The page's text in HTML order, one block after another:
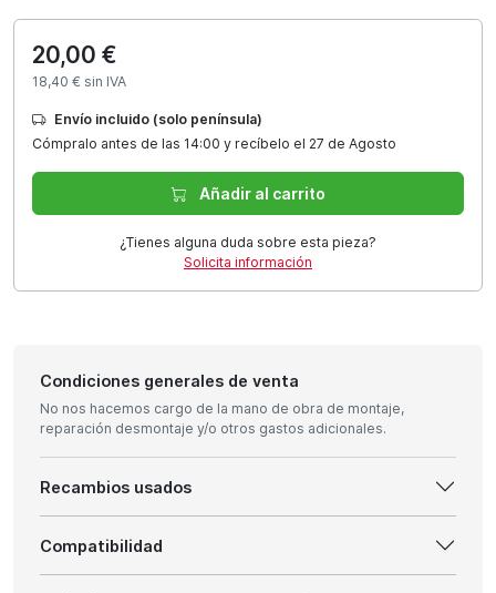
20,00 €
18,40 € sin IVA
Envío incluido (solo península)
Cómpralo antes de las 14:00 y recíbelo el 27 de Agosto
Añadir al carrito
¿Tienes alguna duda sobre esta pieza?
Solicita información
Condiciones generales de venta
No nos hacemos cargo de la mano de obra de montaje,
reparación desmontaje y/o otros gastos adicionales.
Recambios usados
Compatibilidad